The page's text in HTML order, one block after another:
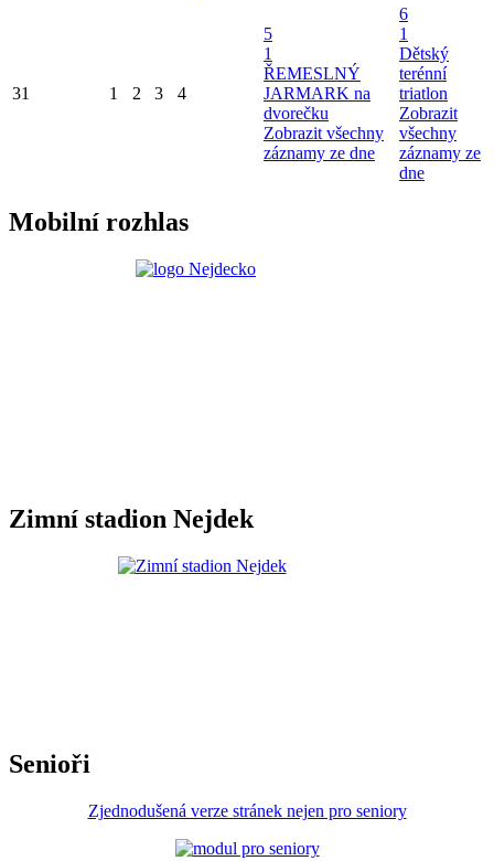
31 1 2 3 4
5
1
ŘEMESLNÝ
JARMARK na
dvorečku
Zobrazit všechny
záznamy ze dne
6
1
Dětský
terénní
triatlon
Zobrazit
všechny
záznamy ze
dne
Mobilní rozhlas
Zimní stadion Nejdek
Senioři
Zjednodušená verze stránek nejen pro seniory